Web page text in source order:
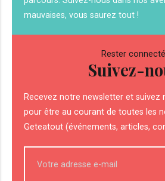
mauvaises, vous saurez tout !
Rester connecté
Suivez-
Recevez notre newsletter et suivez
pour être au courant de toutes les
Geteatout (événements, articles,